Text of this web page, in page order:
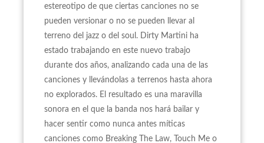
estereotipo de que ciertas canciones no se
pueden versionar o no se pueden llevar al
terreno del jazz o del soul. Dirty Martini ha
estado trabajando en este nuevo trabajo
durante dos años, analizando cada una de las
canciones y llevándolas a terrenos hasta ahora
no explorados. El resultado es una maravilla
sonora en el que la banda nos hará bailar y
hacer sentir como nunca antes míticas
canciones como Breaking The Law, Touch Me o